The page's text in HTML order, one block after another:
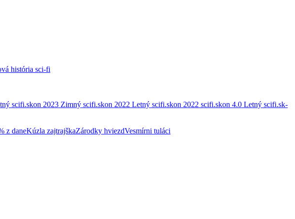
história sci-fi
scifi.skon 2023 Zimný scifi.skon 2022 Letný scifi.skon 2022 scifi.skon 4.0 Letný scifi.sk-
z daneKúzla zajtrajškaZárodky hviezdVesmírni tuláci